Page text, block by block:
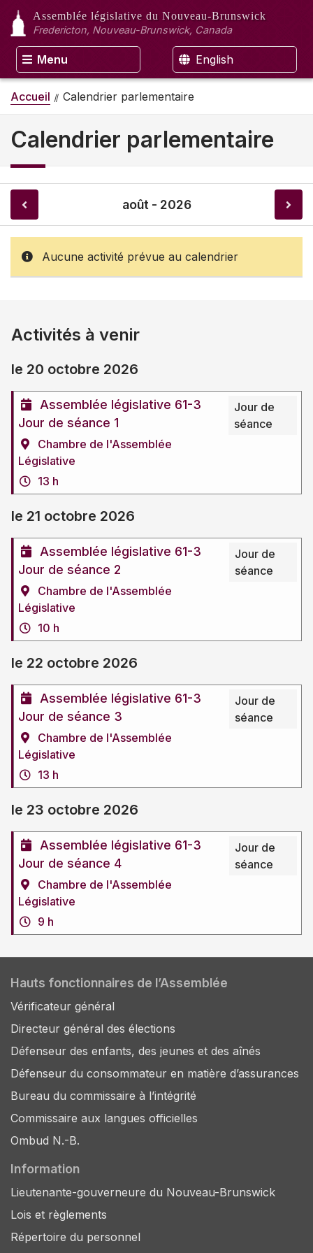
Assemblée législative du Nouveau-Brunswick
Fredericton, Nouveau-Brunswick, Canada
Menu English
Accueil Calendrier parlementaire
Calendrier parlementaire
août - 2026
Aucune activité prévue au calendrier
Activités à venir
le 20 octobre 2026
Assemblée législative 61-3
Jour de séance 1
Chambre de l'Assemblée
Législative
13 h
Jour de
séance
le 21 octobre 2026
Assemblée législative 61-3
Jour de séance 2
Chambre de l'Assemblée
Législative
10 h
Jour de
séance
le 22 octobre 2026
Assemblée législative 61-3
Jour de séance 3
Chambre de l'Assemblée
Législative
13 h
Jour de
séance
le 23 octobre 2026
Assemblée législative 61-3
Jour de séance 4
Chambre de l'Assemblée
Législative
9 h
Jour de
séance
Hauts fonctionnaires de l’Assemblée
Vérificateur général
Directeur général des élections
Défenseur des enfants, des jeunes et des aînés
Défenseur du consommateur en matière d’assurances
Bureau du commissaire à l’intégrité
Commissaire aux langues officielles
Ombud N.-B.
Information
Lieutenante-gouverneure du Nouveau-Brunswick
Lois et règlements
Répertoire du personnel